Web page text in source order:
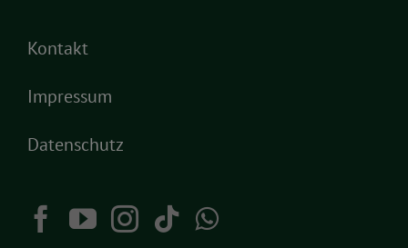
Kontakt
Impressum
Datenschutz